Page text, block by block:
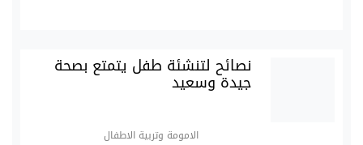
نصائح لتنشئة طفل يتمتع بصحة
جيدة وسعيد
الامومة وتربية الاطفال